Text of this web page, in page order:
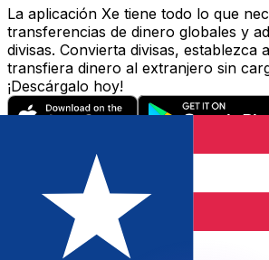
La aplicación Xe tiene todo lo que
transferencias de dinero globales y
divisas. Convierta divisas, establezca
transfiera dinero al extranjero sin
¡Descárgalo hoy!